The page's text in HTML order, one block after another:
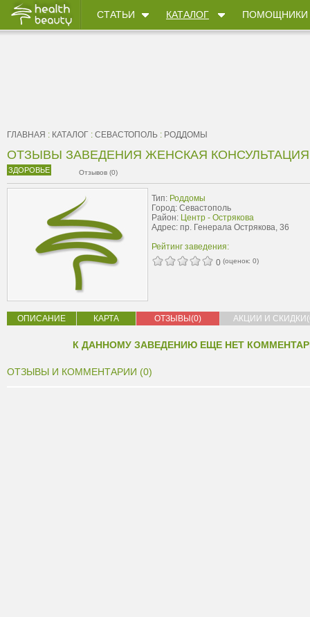
СТАТЬИ КАТАЛОГ ПОМОЩНИКИ
ГЛАВНАЯ : КАТАЛОГ : СЕВАСТОПОЛЬ : РОДДОМЫ
ОТЗЫВЫ ЗАВЕДЕНИЯ ЖЕНСКАЯ
ЗДОРОВЬЕ Отзывов (0)
Тип: Роддомы
Город: Севастополь
Район: Центр - Острякова
Адрес: пр. Генерала Острякова, 36
Рейтинг заведения:
0 (оценок: 0)
ОПИСАНИЕ КАРТА ОТЗЫВЫ(0) АКЦИИ И
К ДАННОМУ ЗАВЕДЕНИЮ ЕЩЕ НЕТ
ОТЗЫВЫ И КОММЕНТАРИИ (0)